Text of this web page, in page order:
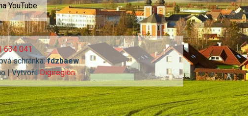
YouTube
634 041
schránka:fdzbaew
| VytvořilDigiregion